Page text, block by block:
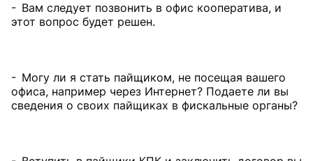
- Вам следует позвонить в офис кооператива, и
этот вопрос будет решен.
- Могу ли я стать пайщиком, не посещая вашего
офиса, например через Интернет? Подаете ли вы
сведения о своих пайщиках в фискальные органы?